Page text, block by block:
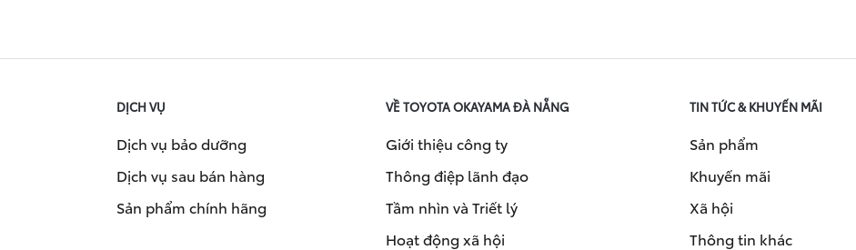
DỊCH VỤ
Dịch vụ bảo dưỡng
Dịch vụ sau bán hàng
Sản phẩm chính hãng
VỀ TOYOTA OKAYAMA ĐÀ NẴNG
Giới thiệu công ty
Thông điệp lãnh đạo
Tầm nhìn và Triết lý
Hoạt động xã hội
TIN TỨC & KHUYẾN MÃI
Sản phẩm
Khuyến mãi
Xã hội
Thông tin khác